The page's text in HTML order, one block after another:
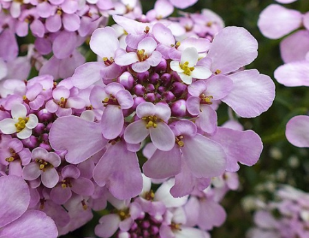
4 국화
5 리갈
아이비 제라늄
7 에키네시아
8 플록스
9 그라스
10 대국